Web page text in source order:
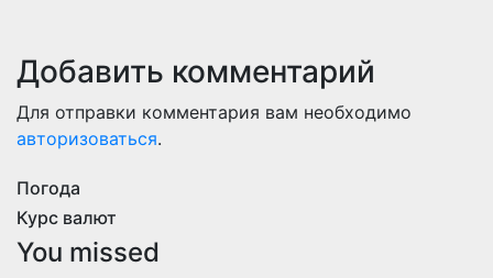
Добавить комментарий
Для отправки комментария вам необходимо
авторизоваться.
Погода
Курс валют
You missed